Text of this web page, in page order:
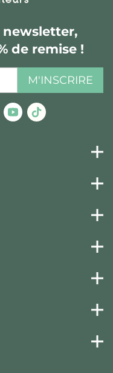
newsletter,
de remise !
M'INSCRIRE